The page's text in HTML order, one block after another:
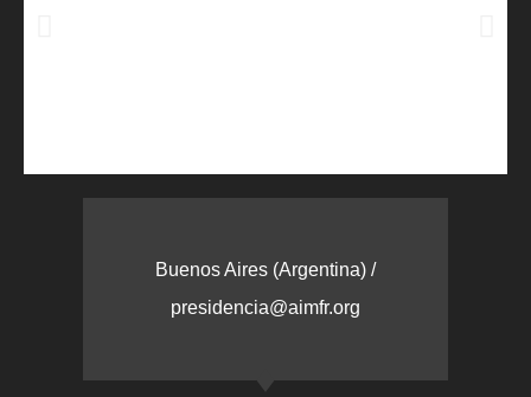
Buenos Aires (Argentina) /
presidencia@aimfr.org